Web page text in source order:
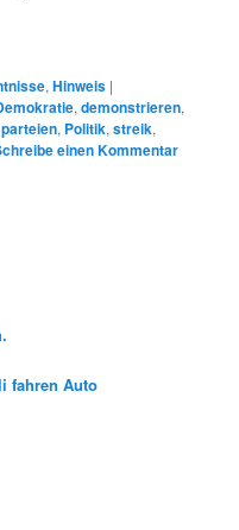
,Hinweis |
,demonstrieren,
parteien, Politik,streik,
einen Kommentar
fahren Auto